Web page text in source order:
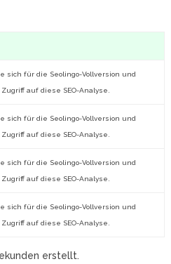
sich für die Seolingo-Vollversion und
auf diese SEO-Analyse.
sich für die Seolingo-Vollversion und
auf diese SEO-Analyse.
sich für die Seolingo-Vollversion und
auf diese SEO-Analyse.
sich für die Seolingo-Vollversion und
auf diese SEO-Analyse.
erstellt.